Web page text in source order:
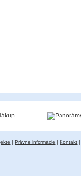
|Právne informácie |Kontakt